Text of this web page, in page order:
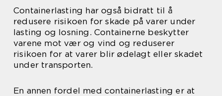
Containerlasting har også bidratt til å
redusere risikoen for skade på varer under
lasting og losning. Containerne beskytter
varene mot vær og vind og reduserer
risikoen for at varer blir ødelagt eller skadet
under transporten.
En annen fordel med containerlasting er at